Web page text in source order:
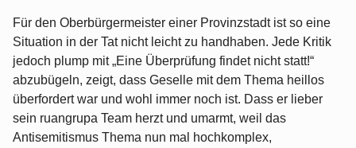
Für den Oberbürgermeister einer Provinzstadt ist so eine
Situation in der Tat nicht leicht zu handhaben. Jede Kritik
jedoch plump mit „Eine Überprüfung findet nicht statt!“
abzubügeln, zeigt, dass Geselle mit dem Thema heillos
überfordert war und wohl immer noch ist. Dass er lieber
sein ruangrupa Team herzt und umarmt, weil das
Antisemitismus Thema nun mal hochkomplex,